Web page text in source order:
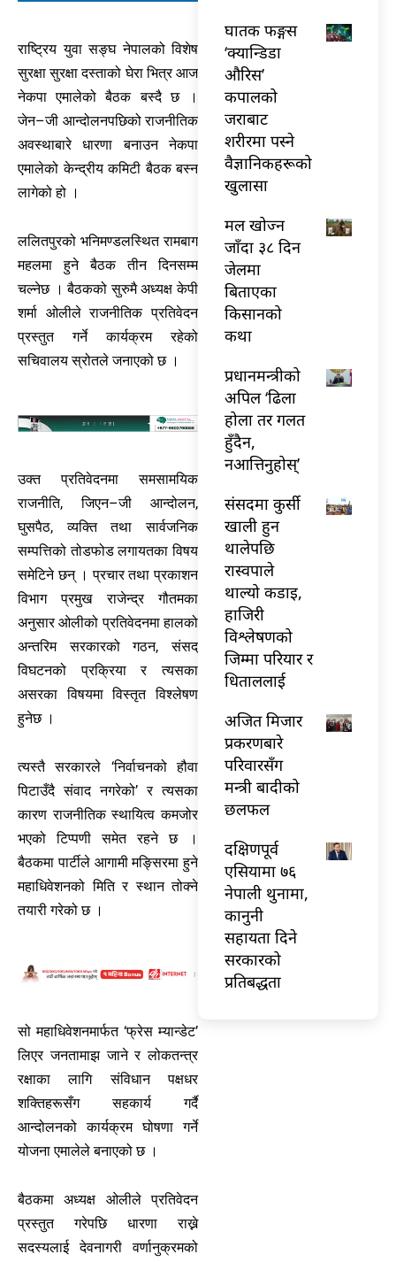
राष्ट्रिय युवा सङ्घ नेपालको विशेष
सुरक्षा सुरक्षा दस्ताको घेरा भित्र आज
नेकपा एमालेको बैठक बस्दै छ ।
जेन–जी आन्दोलनपछिको राजनीतिक
अवस्थाबारे धारणा बनाउन नेकपा
एमालेको केन्द्रीय कमिटी बैठक बस्न
लागेको हो ।
ललितपुरको भनिमण्डलस्थित रामबाग
महलमा हुने बैठक तीन दिनसम्म
चल्नेछ । बैठकको सुरुमै अध्यक्ष केपी
शर्मा ओलीले राजनीतिक प्रतिवेदन
प्रस्तुत गर्ने कार्यक्रम रहेको
सचिवालय स्रोतले जनाएको छ ।
उक्त प्रतिवेदनमा समसामयिक
राजनीति, जिएन–जी आन्दोलन,
घुसपैठ, व्यक्ति तथा सार्वजनिक
सम्पत्तिको तोडफोड लगायतका विषय
समेटिने छन् । प्रचार तथा प्रकाशन
विभाग प्रमुख राजेन्द्र गौतमका
अनुसार ओलीको प्रतिवेदनमा हालको
अन्तरिम सरकारको गठन, संसद्
विघटनको प्रक्रिया र त्यसका
असरका विषयमा विस्तृत विश्लेषण
हुनेछ ।
त्यस्तै सरकारले ‘निर्वाचनको हौवा
पिटाउँदै संवाद नगरेको’ र त्यसका
कारण राजनीतिक स्थायित्व कमजोर
भएको टिप्पणी समेत रहने छ ।
बैठकमा पार्टीले आगामी मङ्सिरमा हुने
महाधिवेशनको मिति र स्थान तोक्ने
तयारी गरेको छ ।
सो महाधिवेशनमार्फत ‘फ्रेस म्यान्डेट’
लिएर जनतामाझ जाने र लोकतन्त्र
रक्षाका लागि संविधान पक्षधर
शक्तिहरूसँग सहकार्य गर्दै
आन्दोलनको कार्यक्रम घोषणा गर्ने
योजना एमालेले बनाएको छ ।
बैठकमा अध्यक्ष ओलीले प्रतिवेदन
प्रस्तुत गरेपछि धारणा राख्ने
सदस्यलाई देवनागरी वर्णानुक्रमको
घातक फङ्गस
‘क्यान्डिडा
औरिस’
कपालको
जराबाट
शरीरमा पस्ने
वैज्ञानिकहरूको
खुलासा
मल खोज्न
जाँदा ३८ दिन
जेलमा
बिताएका
किसानको
कथा
प्रधानमन्त्रीको
अपिल ‘ढिला
होला तर गलत
हुँदैन,
नआत्तिनुहोस्’
संसदमा कुर्सी
खाली हुन
थालेपछि
रास्वपाले
थाल्यो कडाइ,
हाजिरी
विश्लेषणको
जिम्मा परियार र
धिताललाई
अजित मिजार
प्रकरणबारे
परिवारसँग
मन्त्री बादीको
छलफल
दक्षिणपूर्व
एसियामा ७६
नेपाली थुनामा,
कानुनी
सहायता दिने
सरकारको
प्रतिबद्धता